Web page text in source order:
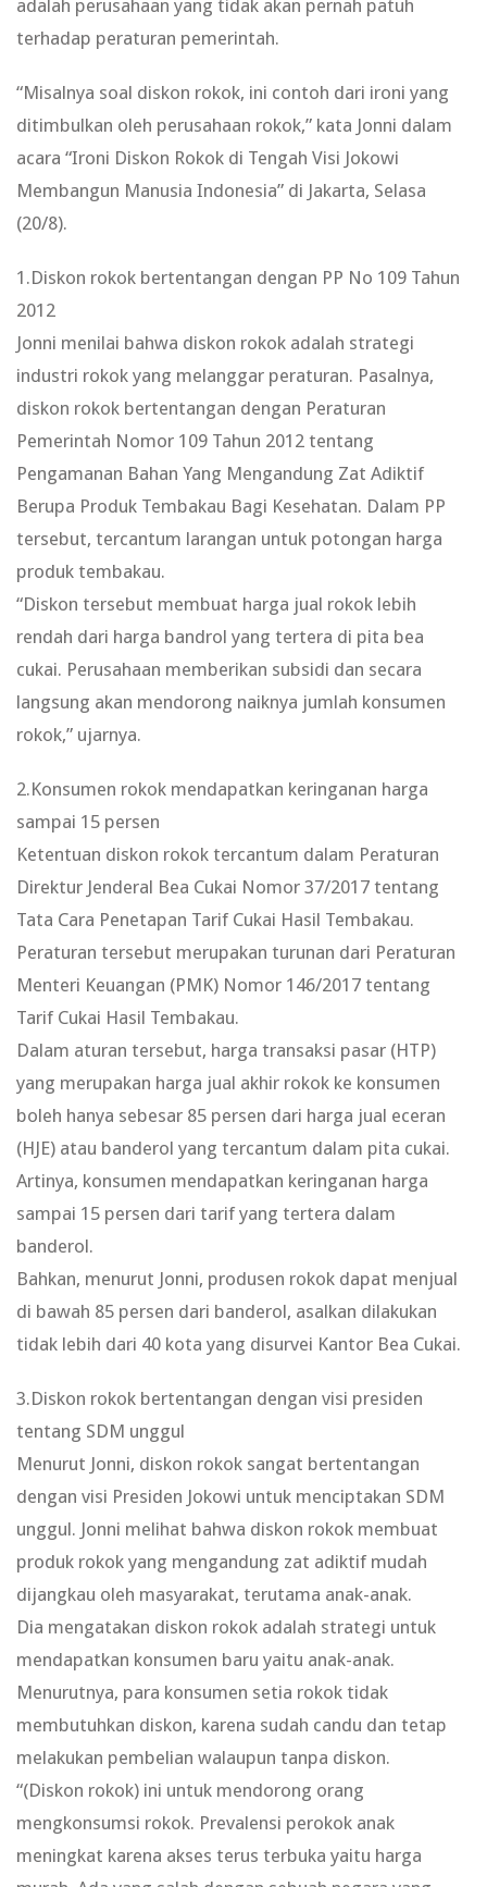
adalah perusahaan yang tidak akan pernah patuh
terhadap peraturan pemerintah.
“Misalnya soal diskon rokok, ini contoh dari ironi yang
ditimbulkan oleh perusahaan rokok,” kata Jonni dalam
acara “Ironi Diskon Rokok di Tengah Visi Jokowi
Membangun Manusia Indonesia” di Jakarta, Selasa
(20/8).
1.Diskon rokok bertentangan dengan PP No 109 Tahun
2012
Jonni menilai bahwa diskon rokok adalah strategi
industri rokok yang melanggar peraturan. Pasalnya,
diskon rokok bertentangan dengan Peraturan
Pemerintah Nomor 109 Tahun 2012 tentang
Pengamanan Bahan Yang Mengandung Zat Adiktif
Berupa Produk Tembakau Bagi Kesehatan. Dalam PP
tersebut, tercantum larangan untuk potongan harga
produk tembakau.
“Diskon tersebut membuat harga jual rokok lebih
rendah dari harga bandrol yang tertera di pita bea
cukai. Perusahaan memberikan subsidi dan secara
langsung akan mendorong naiknya jumlah konsumen
rokok,” ujarnya.
2.Konsumen rokok mendapatkan keringanan harga
sampai 15 persen
Ketentuan diskon rokok tercantum dalam Peraturan
Direktur Jenderal Bea Cukai Nomor 37/2017 tentang
Tata Cara Penetapan Tarif Cukai Hasil Tembakau.
Peraturan tersebut merupakan turunan dari Peraturan
Menteri Keuangan (PMK) Nomor 146/2017 tentang
Tarif Cukai Hasil Tembakau.
Dalam aturan tersebut, harga transaksi pasar (HTP)
yang merupakan harga jual akhir rokok ke konsumen
boleh hanya sebesar 85 persen dari harga jual eceran
(HJE) atau banderol yang tercantum dalam pita cukai.
Artinya, konsumen mendapatkan keringanan harga
sampai 15 persen dari tarif yang tertera dalam
banderol.
Bahkan, menurut Jonni, produsen rokok dapat menjual
di bawah 85 persen dari banderol, asalkan dilakukan
tidak lebih dari 40 kota yang disurvei Kantor Bea Cukai.
3.Diskon rokok bertentangan dengan visi presiden
tentang SDM unggul
Menurut Jonni, diskon rokok sangat bertentangan
dengan visi Presiden Jokowi untuk menciptakan SDM
unggul. Jonni melihat bahwa diskon rokok membuat
produk rokok yang mengandung zat adiktif mudah
dijangkau oleh masyarakat, terutama anak-anak.
Dia mengatakan diskon rokok adalah strategi untuk
mendapatkan konsumen baru yaitu anak-anak.
Menurutnya, para konsumen setia rokok tidak
membutuhkan diskon, karena sudah candu dan tetap
melakukan pembelian walaupun tanpa diskon.
“(Diskon rokok) ini untuk mendorong orang
mengkonsumsi rokok. Prevalensi perokok anak
meningkat karena akses terus terbuka yaitu harga